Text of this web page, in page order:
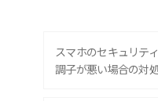
スマホのセキュリテ
調子が悪い場合の対